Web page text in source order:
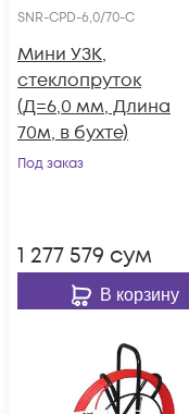
SNR-CPD-6,0/70-C
Мини УЗК,
стеклопруток
(Д=6,0 мм, Длина
70м, в бухте)
Под заказ
1 277 579 сум
В корзину